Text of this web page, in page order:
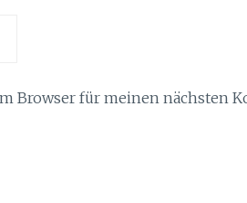
Browser für meinen nächsten